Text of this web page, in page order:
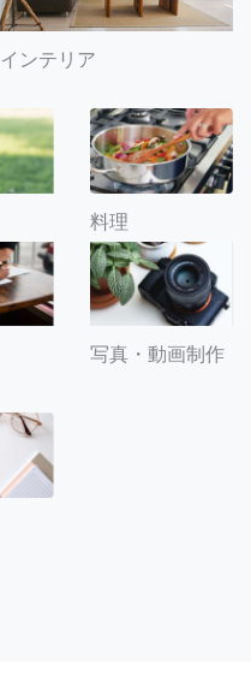
インテリア
料理
写真・動画制作